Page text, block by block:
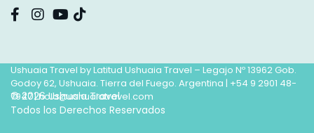
Ushuaia Travel by Latitud Ushuaia Travel – Legajo Nº 13962 Gob.
Godoy 62, Ushuaia. Tierra del Fuego. Argentina | +54 9 2901 48-
7947|hola@ushuaiatravel.com
© 2026 Ushuaia Travel
Todos los Derechos Reservados